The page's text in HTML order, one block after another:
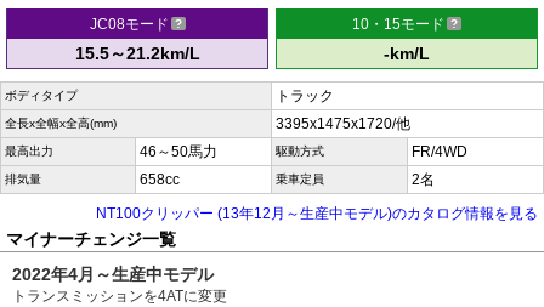
JC08モード
15.5～21.2km/L
10・15モード
-km/L
ボディタイプ トラック
全長x全幅x全高(mm) 3395x1475x1720/他
最高出力 46～50馬力 駆動方式 FR/4WD
排気量 658cc 乗車定員
2名
NT100クリッパー (13年12月～生産中モデル)のカタログ情報を見る
マイナーチェンジ一覧
2022年4月～生産中モデル
トランスミッションを4ATに変更